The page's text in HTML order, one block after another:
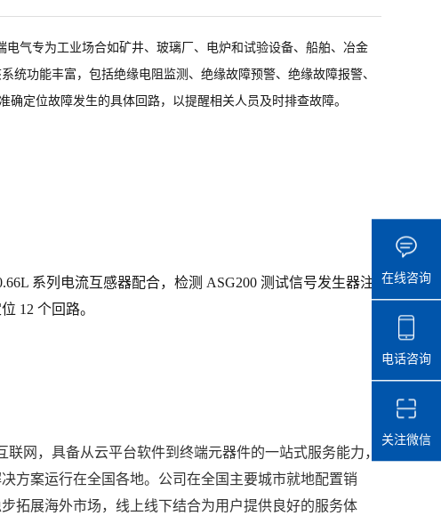
电气专为工业场合如矿井、玻璃厂、电炉和试验设备、船舶、冶金
功能丰富，包括绝缘电阻监测、绝缘故障预警、绝缘故障报警、
定位故障发生的具体回路，以提醒相关人员及时排查故障。
系列电流互感器配合，检测 ASG200 测试信号发生器注
12 个回路。
网，具备从云平台软件到终端元器件的一站式服务能力，
方案运行在全国各地。公司在全国主要城市就地配置销
拓展海外市场，线上线下结合为用户提供良好的服务体
在线咨询
电话咨询
关注微信